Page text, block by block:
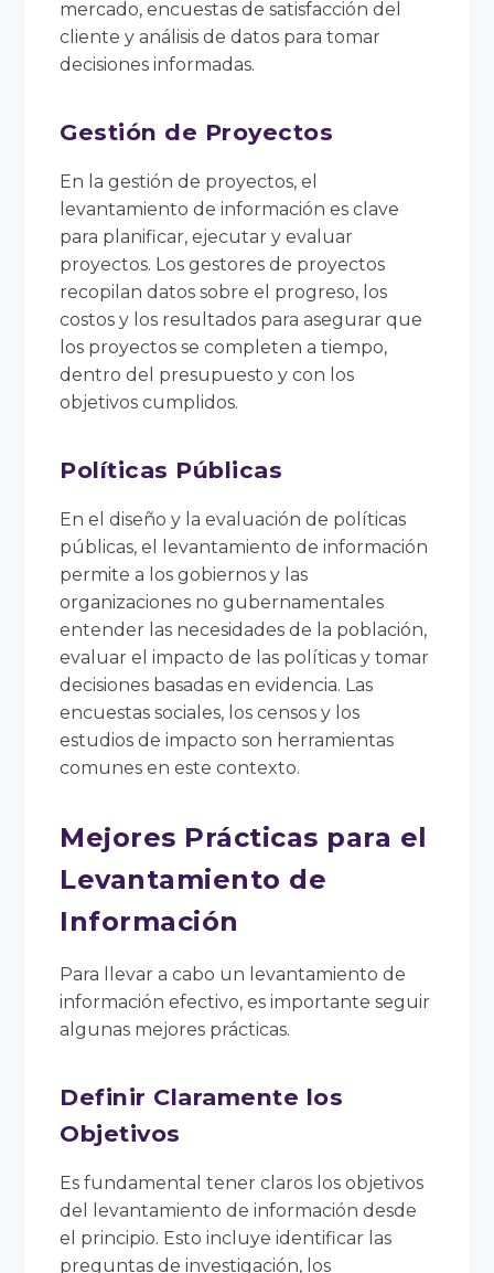
mercado, encuestas de satisfacción del
cliente y análisis de datos para tomar
decisiones informadas.
Gestión de Proyectos
En la gestión de proyectos, el
levantamiento de información es clave
para planificar, ejecutar y evaluar
proyectos. Los gestores de proyectos
recopilan datos sobre el progreso, los
costos y los resultados para asegurar que
los proyectos se completen a tiempo,
dentro del presupuesto y con los
objetivos cumplidos.
Políticas Públicas
En el diseño y la evaluación de políticas
públicas, el levantamiento de información
permite a los gobiernos y las
organizaciones no gubernamentales
entender las necesidades de la población,
evaluar el impacto de las políticas y tomar
decisiones basadas en evidencia. Las
encuestas sociales, los censos y los
estudios de impacto son herramientas
comunes en este contexto.
Mejores Prácticas para el
Levantamiento de
Información
Para llevar a cabo un levantamiento de
información efectivo, es importante seguir
algunas mejores prácticas.
Definir Claramente los
Objetivos
Es fundamental tener claros los objetivos
del levantamiento de información desde
el principio. Esto incluye identificar las
preguntas de investigación, los